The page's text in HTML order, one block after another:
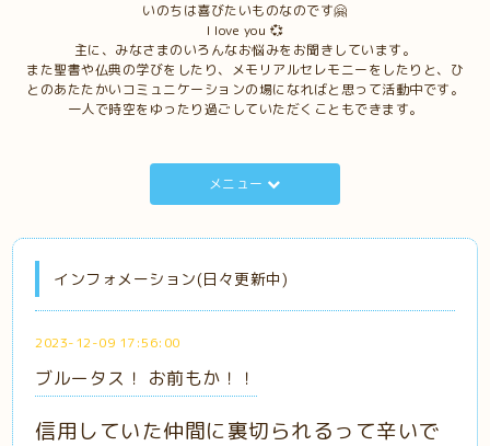
いのちは喜びたいものなのです🤗
I love you 💞
主に、みなさまのいろんなお悩みをお聞きしています。
また聖書や仏典の学びをしたり、メモリアルセレモニーをしたりと、ひ
とのあたたかいコミュニケーションの場になればと思って活動中です。
一人で時空をゆったり過ごしていただくこともできます。
メニュー
インフォメーション(日々更新中)
2023-12-09 17:56:00
ブルータス！ お前もか！！
信用していた仲間に裏切られるって辛いで